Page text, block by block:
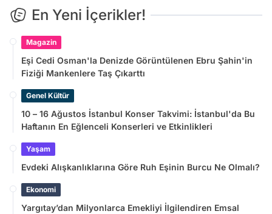
En Yeni İçerikler!
Magazin
Eşi Cedi Osman'la Denizde Görüntülenen Ebru Şahin'in
Fiziği Mankenlere Taş Çıkarttı
Genel Kültür
10 – 16 Ağustos İstanbul Konser Takvimi: İstanbul'da Bu
Haftanın En Eğlenceli Konserleri ve Etkinlikleri
Yaşam
Evdeki Alışkanlıklarına Göre Ruh Eşinin Burcu Ne Olmalı?
Ekonomi
Yargıtay’dan Milyonlarca Emekliyi İlgilendiren Emsal